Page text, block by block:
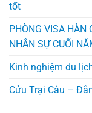
tốt
PHÒNG VISA HÀN
NHÂN SỰ CUỐI
Kinh nghiệm du
Cửu Trại Câu –